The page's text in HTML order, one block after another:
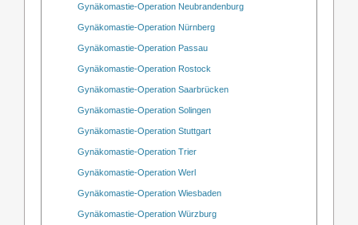
Gynäkomastie-Operation Neubrandenburg
Gynäkomastie-Operation Nürnberg
Gynäkomastie-Operation Passau
Gynäkomastie-Operation Rostock
Gynäkomastie-Operation Saarbrücken
Gynäkomastie-Operation Solingen
Gynäkomastie-Operation Stuttgart
Gynäkomastie-Operation Trier
Gynäkomastie-Operation Werl
Gynäkomastie-Operation Wiesbaden
Gynäkomastie-Operation Würzburg